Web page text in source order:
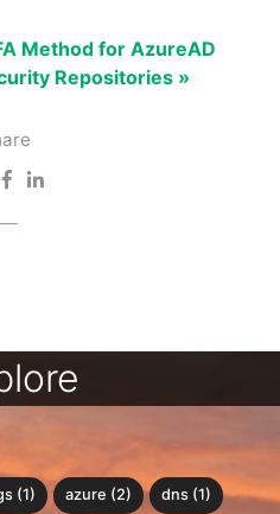
Method for AzureAD
Repositories »
(1) azure (2) dns (1)